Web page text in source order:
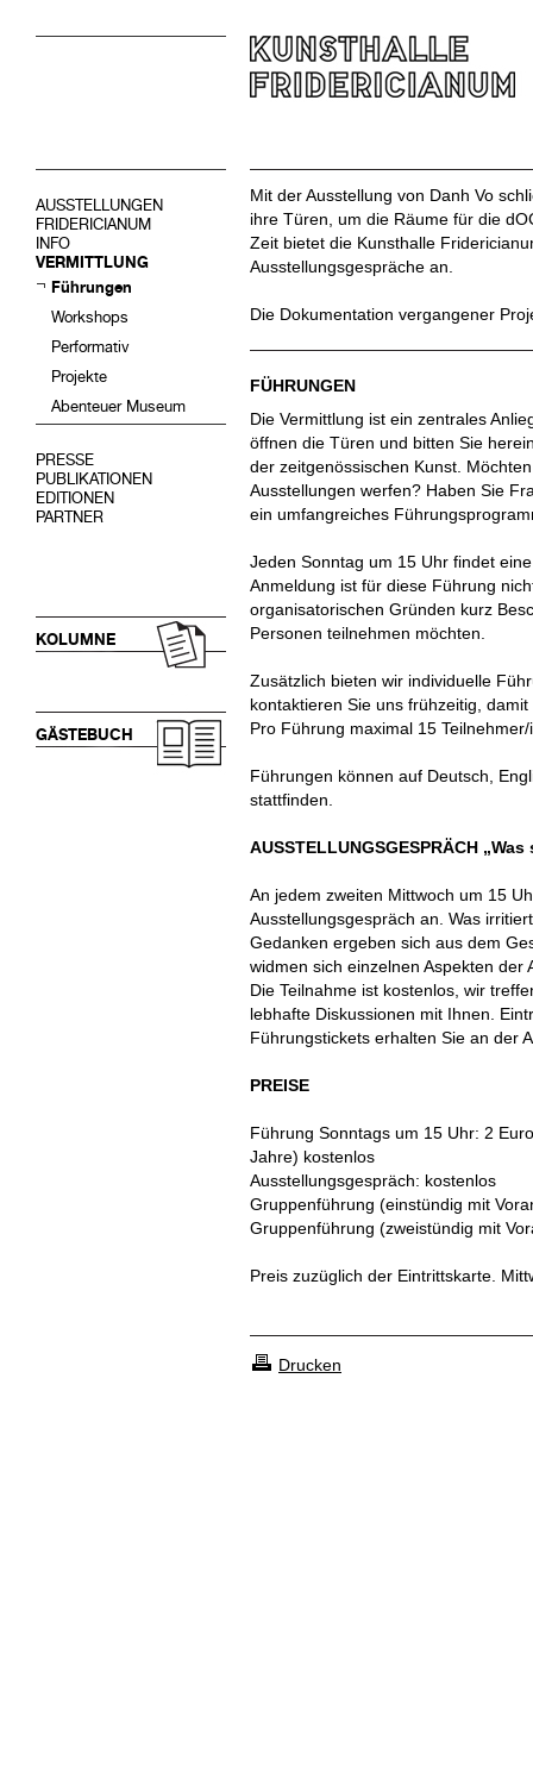
AUSSTELLUNGEN
FRIDERICIANUM
INFO
VERMITTLUNG
Führungen
Workshops
Performativ
Projekte
Abenteuer Museum
PRESSE
PUBLIKATIONEN
EDITIONEN
PARTNER
KOLUMNE
GÄSTEBUCH
Mit der Ausstellung von Danh Vo
ihre Türen, um die Räume für die
Zeit bietet die Kunsthalle
Ausstellungsgespräche an.
Die Dokumentation vergangener
FÜHRUNGEN
Die Vermittlung ist ein zentrales
öffnen die Türen und bitten Sie
der zeitgenössischen Kunst.
Ausstellungen werfen? Haben Sie
ein umfangreiches
Jeden Sonntag um 15 Uhr findet
Anmeldung ist für diese Führung
organisatorischen Gründen kurz
Personen teilnehmen möchten.
Zusätzlich bieten wir individuelle
kontaktieren Sie uns frühzeitig,
Pro Führung maximal 15
Führungen können auf Deutsch,
stattfinden.
AUSSTELLUNGSGESPRÄCH
An jedem zweiten Mittwoch um 15
Ausstellungsgespräch an. Was
Gedanken ergeben sich aus dem
widmen sich einzelnen Aspekten der
Die Teilnahme ist kostenlos, wir
lebhafte Diskussionen mit Ihnen.
Führungstickets erhalten Sie an der
PREISE
Führung Sonntags um 15 Uhr: 2
Jahre) kostenlos
Ausstellungsgespräch: kostenlos
Gruppenführung (einstündig mit
Gruppenführung (zweistündig mit
Preis zuzüglich der Eintrittskarte.
Drucken